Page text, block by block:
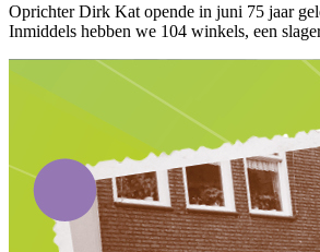
Oprichter Dirk Kat opende in juni 75 jaar
Inmiddels hebben we 104 winkels, een